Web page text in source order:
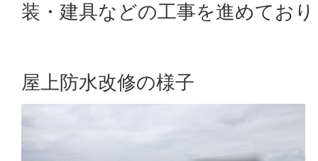
装・建具などの工事を進めてお
屋上防水改修の様子